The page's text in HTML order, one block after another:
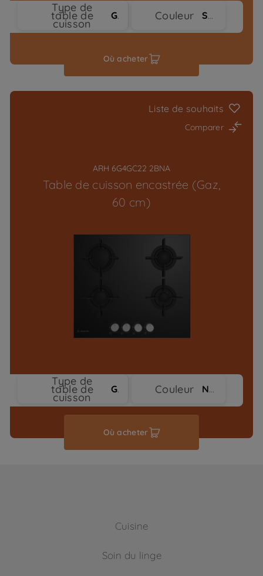
Type de
table de
cuisson
Couleur Stainless Steel
Où acheter
Liste de souhaits
Comparer
ARH 6G4GC22 2BNA
Table de cuisson encastrée (Gaz,
60 cm)
Type de
table de
cuisson
Couleur Noir
Où acheter
Cuisine
Froid
Soin du linge